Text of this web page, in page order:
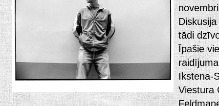
tādi
Īpašie
Ikstena-
Viestura